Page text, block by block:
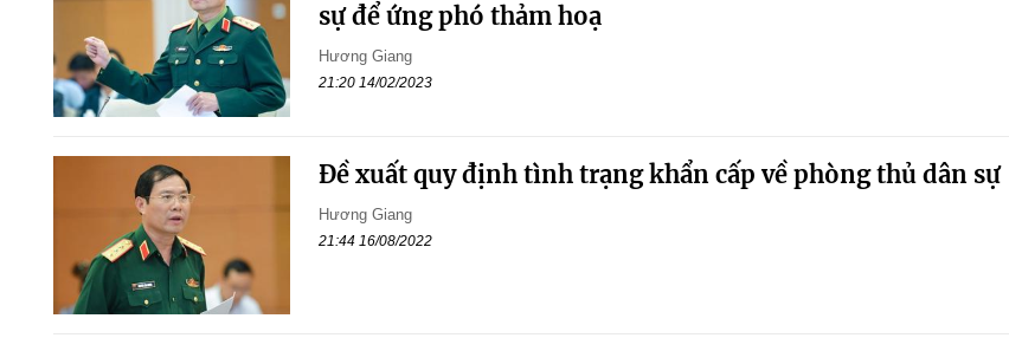
sự để ứng phó thảm hoạ
Hương Giang
21:20 14/02/2023
Đề xuất quy định tình trạng khẩn cấp về phòng thủ dân sự
Hương Giang
21:44 16/08/2022